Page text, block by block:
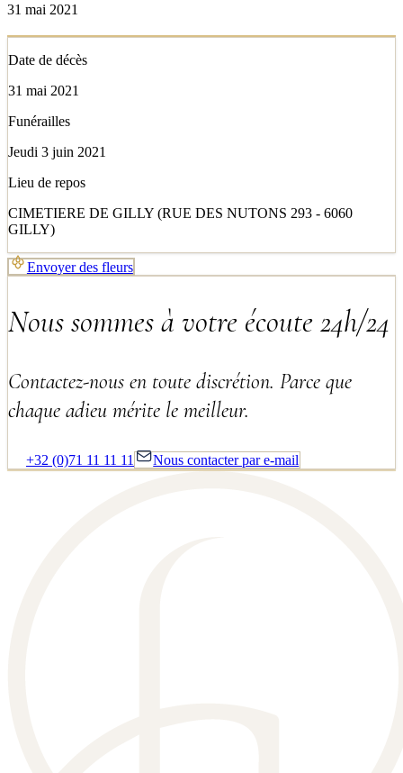
31 mai 2021
Date de décès
31 mai 2021
Funérailles
Jeudi 3 juin 2021
Lieu de repos
CIMETIERE DE GILLY (RUE DES NUTONS 293 - 6060
GILLY)
Envoyer des fleurs
Nous sommes à votre écoute 24h/24
Contactez-nous en toute discrétion. Parce que
chaque adieu mérite le meilleur.
+32 (0)71 11 11 11 Nous contacter par e-mail